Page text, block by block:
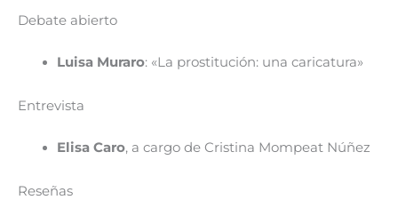
Debate abierto
Luisa Muraro: «La prostitución: una caricatura»
Entrevista
Elisa Caro, a cargo de Cristina Mompeat Núñez
Reseñas